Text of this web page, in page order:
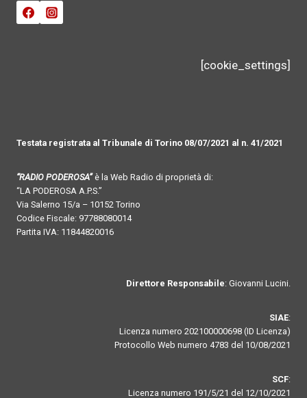
[cookie_settings]
Testata registrata al Tribunale di Torino 08/07/2021 al n. 41/2021
“RADIO PODEROSA”è la Web Radio di proprietà di:
“LA PODEROSA A.P.S.”
Via Salerno 15/a – 10152 Torino
Codice Fiscale: 97788080014
Partita IVA: 11844820016
Direttore Responsabile: Giovanni Lucini.
SIAE:
Licenza numero 202100000698 (ID Licenza)
Protocollo Web numero 4783 del 10/08/2021
SCF:
Licenza numero 191/5/21 del 12/10/2021